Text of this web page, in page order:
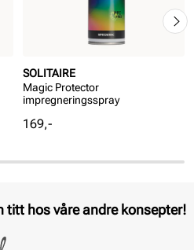
SOLITAIRE
Magic Protector
impregneringsspray
Pris
169,-
titt hos våre andre konsepter!